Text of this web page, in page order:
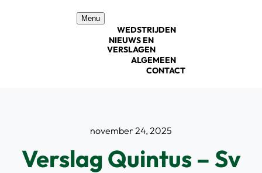
Menu
WEDSTRIJDEN
NIEUWS EN
VERSLAGEN
ALGEMEEN
CONTACT
november 24, 2025
Verslag Quintus – Sv